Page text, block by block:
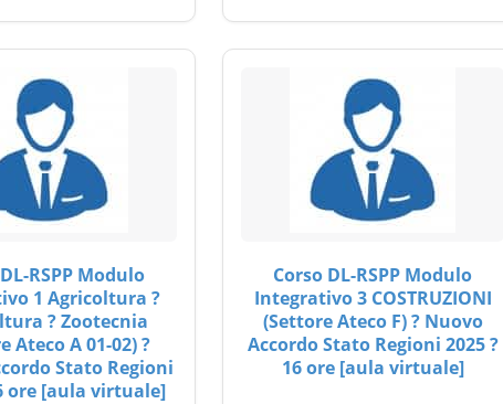
RSPP Modulo
1 Agricoltura ?
? Zootecnia
Ateco A 01-02) ?
Stato Regioni
ore [aula virtuale]
Corso DL-RSPP Modulo
Integrativo 3 COSTRUZIONI
(Settore Ateco F) ? Nuovo
Accordo Stato Regioni 2025 ?
16 ore [aula virtuale]